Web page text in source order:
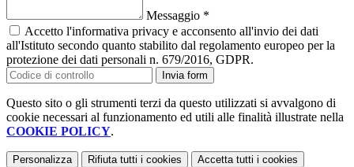
Messaggio *
Accetto l'informativa privacy e acconsento all'invio dei dati
all'Istituto secondo quanto stabilito dal regolamento europeo per la
protezione dei dati personali n. 679/2016, GDPR.
Invia form
Questo sito o gli strumenti terzi da questo utilizzati si avvalgono di
cookie necessari al funzionamento ed utili alle finalità illustrate nella
COOKIE POLICY.
Personalizza Rifiuta tutti i cookies Accetta tutti i cookies